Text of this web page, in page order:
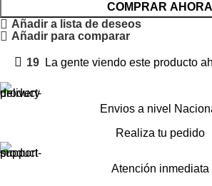
COMPRAR AHORA
Añadir a lista de deseos
Añadir para comparar
19 La gente viendo este producto
Envios a nivel
Realiza tu pedido
Atención inmediata